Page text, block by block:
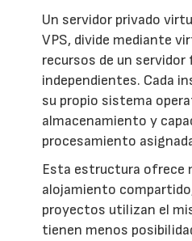
Un servidor privado
VPS, divide mediante
recursos de un
independientes. Cada
su propio sistema
almacenamiento y
procesamiento
Esta estructura ofrece
alojamiento
proyectos utilizan el
tienen menos